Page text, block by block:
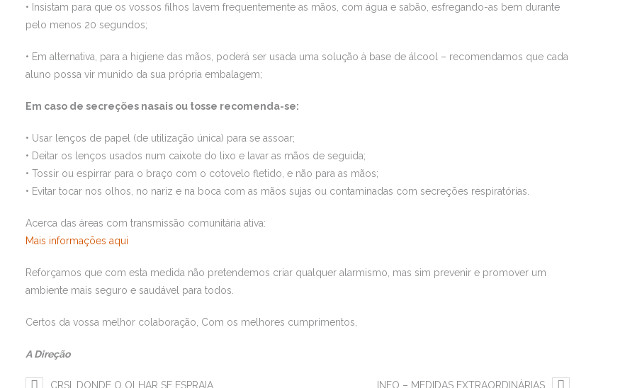
• Insistam para que os vossos filhos lavem frequentemente as mãos, com água e sabão, esfregando-as bem durante
pelo menos 20 segundos;
• Em alternativa, para a higiene das mãos, poderá ser usada uma solução à base de álcool – recomendamos que cada
aluno possa vir munido da sua própria embalagem;
Em caso de secreções nasais ou tosse recomenda-se:
• Usar lenços de papel (de utilização única) para se assoar;
• Deitar os lenços usados num caixote do lixo e lavar as mãos de seguida;
• Tossir ou espirrar para o braço com o cotovelo fletido, e não para as mãos;
• Evitar tocar nos olhos, no nariz e na boca com as mãos sujas ou contaminadas com secreções respiratórias.
Acerca das áreas com transmissão comunitária ativa:
Mais informações aqui
Reforçamos que com esta medida não pretendemos criar qualquer alarmismo, mas sim prevenir e promover um
ambiente mais seguro e saudável para todos.
Certos da vossa melhor colaboração, Com os melhores cumprimentos,
A Direção
CRSI, DONDE O OLHAR SE ESPRAIA… INFO – MEDIDAS EXTRAORDINÁRIAS